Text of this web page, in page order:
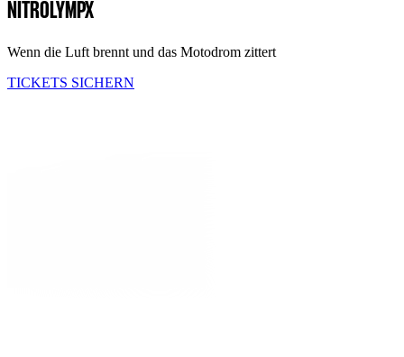
NITROLYMPX
Wenn die Luft brennt und das Motodrom zittert
TICKETS SICHERN